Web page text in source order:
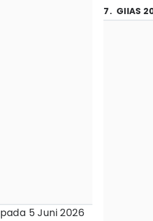
pada 5 Juni 2026
7. GIIAS